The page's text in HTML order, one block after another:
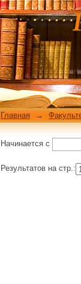
Главная →
Начинается с
Результатов на стр.: